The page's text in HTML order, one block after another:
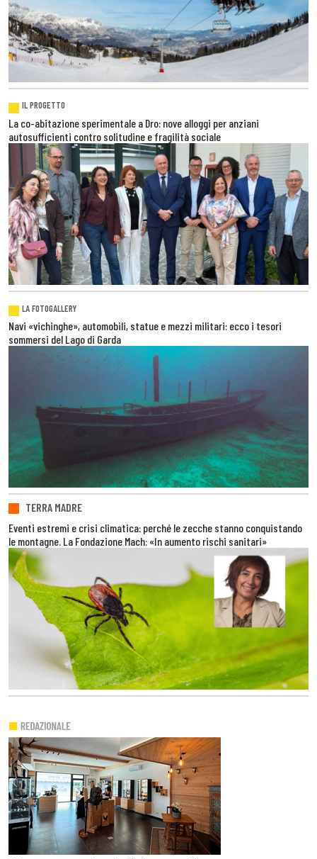
IL PROGETTO
La co-abitazione sperimentale a Dro: nove alloggi per anziani
autosufficienti contro solitudine e fragilità sociale
LA FOTOGALLERY
Navi «vichinghe», automobili, statue e mezzi militari: ecco i tesori
sommersi del Lago di Garda
TERRA MADRE
Eventi estremi e crisi climatica: perché le zecche stanno conquistando
le montagne. La Fondazione Mach: «In aumento rischi sanitari»